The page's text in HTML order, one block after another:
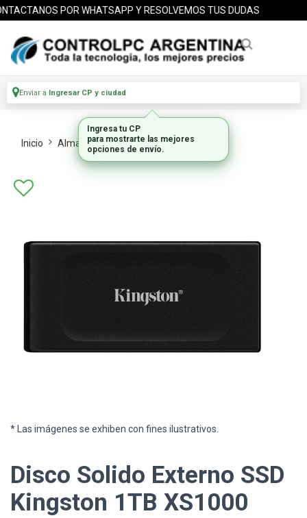
POR WHATSAPP Y RESOLVEMOS TUS DUDAS
Enviar a Ingresar CP y ciudad
Inicio Almacenamiento Ssd Externos
* Las imágenes se exhiben con fines ilustrativos.
Disco Solido Externo SSD
Kingston 1TB XS1000